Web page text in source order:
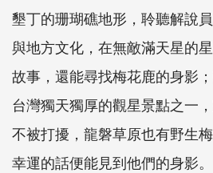
墾丁的珊瑚礁地形，聆聽解說
與地方文化，在無敵滿天星的
故事，還能尋找梅花鹿的身影
台灣獨天獨厚的觀星景點之一
不被打擾，龍磐草原也有野生
幸運的話便能見到他們的身影。